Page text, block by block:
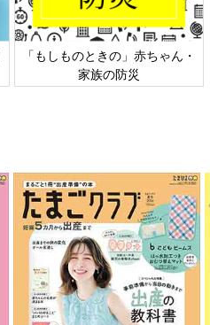
「もしものときの」赤ちゃん・
家族の防災